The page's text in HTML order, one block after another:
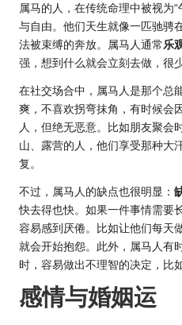
属马的人，在传统命理中被视为
与自由。他们天生就像一匹驰骋
法被束缚的奔放。属马人通常 乐
强，想到什么就会立刻去做，很
在社交场合中，属马人是那个总
爽，不喜欢拐弯抹角，有时候会
人，但绝无恶意。比如朋友聚会
山、露营的人，他们享受那种大
复。
不过，属马人的缺点也很明显：
快去得也快。如果一件事情需要
容易感到厌倦。比如让他们每天
就会开始抱怨。此外，属马人有
时，容易做出不理智的决定，比
感情与婚姻运